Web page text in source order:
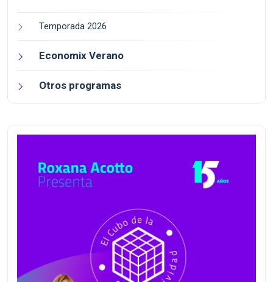
Temporada 2026
Economix Verano
Otros programas